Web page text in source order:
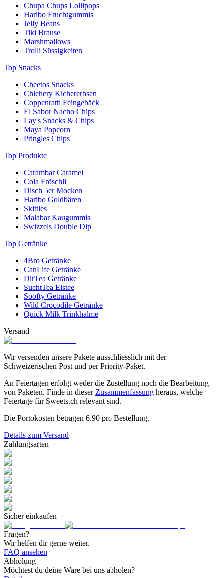
Chupa Chups Lollipops
Haribo Fruchtgummis
Jelly Beans
Tiki Brause
Marshmallows
Trolli Süssigkeiten
Top Snacks
Cheetos Snacks
Chichery Kichererbsen
Coppenrath Feingebäck
El Sabor Nacho Chips
Lay's Snacks & Chips
Maya Popcorn
Pringles Chips
Top Produkte
Carambar Caramel
Cola Fröschli
Disch 5er Mocken
Haribo Goldbären
Skittles
Malabar Kaugummis
Swizzels Double Dip
Top Getränke
4Bro Getränke
CanLife Getränke
DirTea Getränke
SuchtTea Eistee
Soofty Getränke
Wild Crocodile Getränke
Quick Milk Trinkhalme
Versand
Wir versenden unsere Pakete ausschliesslich mit der
Schweizerischen Post und per Priority-Paket.
An Feiertagen erfolgt weder die Zustellung noch die Bearbeitung
von Paketen. Finde in dieser Zusammenfassung heraus, welche
Feiertage für Sweets.ch relevant sind.
Die Portokosten betragen 6.90 pro Bestellung.
Details zum Versand
Zahlungsarten
Sicher einkaufen
Fragen?
Wir helfen dir gerne weiter.
FAQ ansehen
Abholung
Möchtest du deine Ware bei uns abholen?